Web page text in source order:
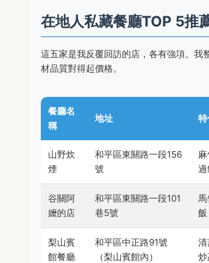
在地人私藏餐廳TOP 5推
這五家是我反覆回訪的店，各有強項。
材品質對得起價格。
餐廳名
稱
地址
山野炊
煙
和平區東關路一段156
號
谷關阿
嬤的店
和平區東關路一段101
巷5號
飯
梨山賓
館餐廳
和平區中正路91號
（梨山賓館內）
清